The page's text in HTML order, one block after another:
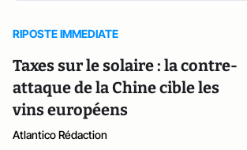
RIPOSTE IMMEDIATE
Taxes sur le solaire : la contre-
attaque de la Chine cible les
vins européens
Atlantico Rédaction